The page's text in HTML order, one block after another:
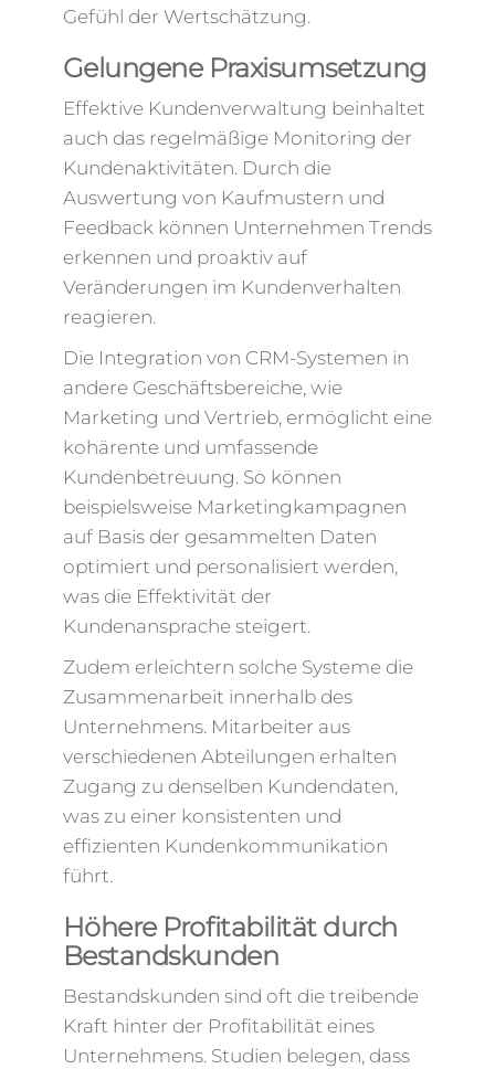
Gefühl der Wertschätzung.
Gelungene Praxisumsetzung
Effektive Kundenverwaltung beinhaltet
auch das regelmäßige Monitoring der
Kundenaktivitäten. Durch die
Auswertung von Kaufmustern und
Feedback können Unternehmen Trends
erkennen und proaktiv auf
Veränderungen im Kundenverhalten
reagieren.
Die Integration von CRM-Systemen in
andere Geschäftsbereiche, wie
Marketing und Vertrieb, ermöglicht eine
kohärente und umfassende
Kundenbetreuung. So können
beispielsweise Marketingkampagnen
auf Basis der gesammelten Daten
optimiert und personalisiert werden,
was die Effektivität der
Kundenansprache steigert.
Zudem erleichtern solche Systeme die
Zusammenarbeit innerhalb des
Unternehmens. Mitarbeiter aus
verschiedenen Abteilungen erhalten
Zugang zu denselben Kundendaten,
was zu einer konsistenten und
effizienten Kundenkommunikation
führt.
Höhere Profitabilität durch
Bestandskunden
Bestandskunden sind oft die treibende
Kraft hinter der Profitabilität eines
Unternehmens. Studien belegen, dass